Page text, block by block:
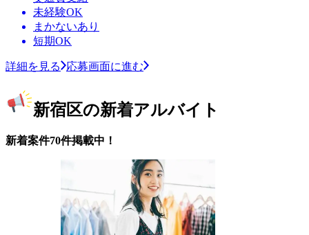
未経験OK
まかないあり
短期OK
詳細を見る 応募画面に進む
新宿区の新着アルバイト
新着案件70件掲載中！